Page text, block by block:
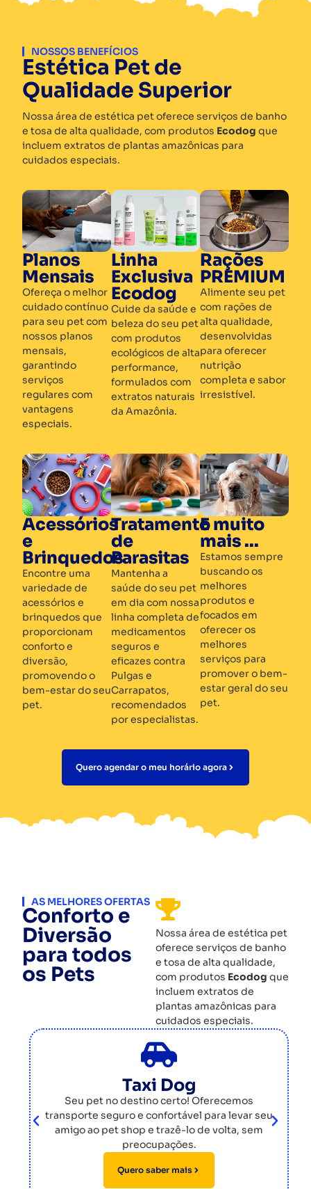
NOSSOS BENEFÍCIOS
Estética Pet de
Qualidade Superior
Nossa área de estética pet oferece serviços de banho
e tosa de alta qualidade, com produtos Ecodog que
incluem extratos de plantas amazônicas para
cuidados especiais.
Planos
Mensais
Ofereça o melhor
cuidado contínuo
para seu pet com
nossos planos
mensais,
garantindo
serviços
regulares com
vantagens
especiais.
Linha
Exclusiva
Ecodog
Cuide da saúde e
beleza do seu pet
com produtos
ecológicos de alta
performance,
formulados com
extratos naturais
da Amazônia.
Rações
PREMIUM
Alimente seu pet
com rações de
alta qualidade,
desenvolvidas
para oferecer
nutrição
completa e sabor
irresistível.
Acessórios
e
Brinquedos
Encontre uma
variedade de
acessórios e
brinquedos que
proporcionam
conforto e
diversão,
promovendo o
bem-estar do seu
pet.
Tratamento
de
Parasitas
Mantenha a
saúde do seu pet
em dia com nossa
linha completa de
medicamentos
seguros e
eficazes contra
Pulgas e
Carrapatos,
recomendados
por especialistas.
E muito
mais ...
Estamos sempre
buscando os
melhores
produtos e
focados em
oferecer os
melhores
serviços para
promover o bem-
estar geral do seu
pet.
Quero agendar o meu horário agora
AS MELHORES OFERTAS
Conforto e
Diversão
para todos
os Pets
Nossa área de estética pet
oferece serviços de banho
e tosa de alta qualidade,
com produtos Ecodog que
incluem extratos de
plantas amazônicas para
cuidados especiais.
Taxi Dog
Seu pet no destino certo! Oferecemos
transporte seguro e confortável para levar seu
amigo ao pet shop e trazê-lo de volta, sem
preocupações.
Quero saber mais